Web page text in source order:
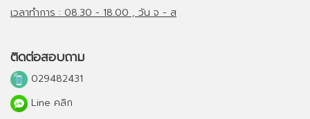
เวลาทำการ : 08.30 - 18.00 , วัน จ - ส
ติดต่อสอบถาม
029482431
Line คลิก